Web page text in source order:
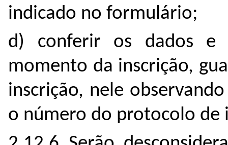
indicado no formulário;
d) conferir os dados
momento da inscrição,
inscrição, nele
o número do protocolo de